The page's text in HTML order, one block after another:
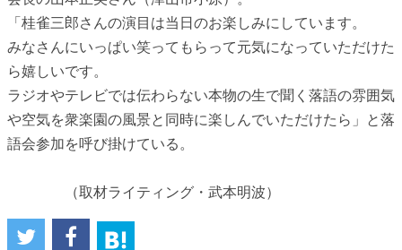
「桂雀三郎さんの演目は当日のお楽しみにしています。
みなさんにいっぱい笑ってもらって元気になっていただけた
ら嬉しいです。
ラジオやテレビでは伝わらない本物の生で聞く落語の雰囲気
や空気を衆楽園の風景と同時に楽しんでいただけたら」と落
語会参加を呼び掛けている。
（取材ライティング・武本明波）